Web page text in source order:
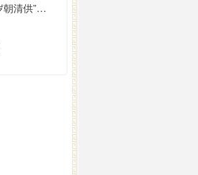
喜迎春节，大佛禅院将举办“岁朝清供”插花展